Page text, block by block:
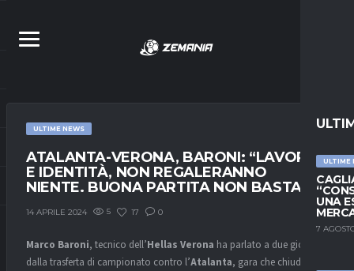
ULTIME
UNA
7
ULTIME NEWS
ATALANTA-VERONA, BARONI: “LAVORO
E IDENTITÀ, NON REGALERANNO
NIENTE. BUONA PARTITA NON BASTA”
14 APRILE 2024 5 17 0
Marco Baroni, tecnico dell’Hellas Verona ha parlato a due giorni
dalla trasferta di campionato contro l’Atalanta, gara che chiuderà la